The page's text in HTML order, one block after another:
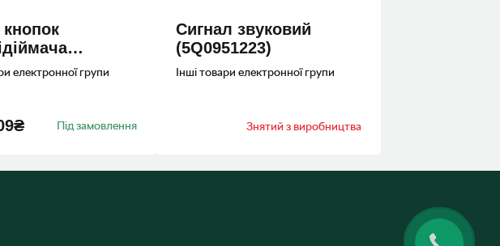
електронної групи
Під замовлення
Сигнал звуковий
(5Q0951223)
Інші товари електронної групи
Знятий з виробництва